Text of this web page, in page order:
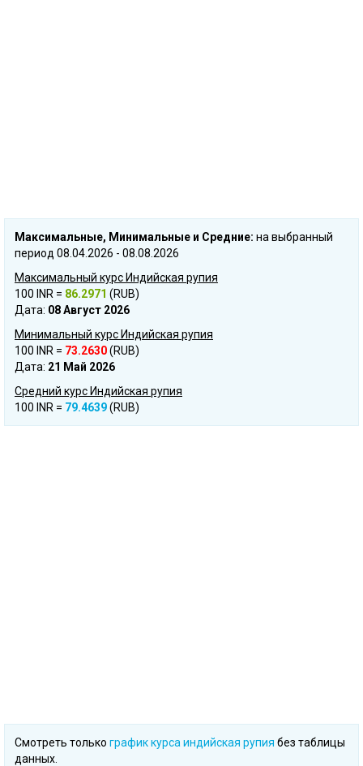
Mаксимальные, Mинимальные и Cредние: на выбранный
период 08.04.2026 - 08.08.2026
Максимальный курс Индийская pупия
100 INR = 86.2971 (RUB)
Дата: 08 Август 2026
Минимальный курс Индийская pупия
100 INR = 73.2630(RUB)
Дата: 21 Май 2026
Средний курс Индийская pупия
100 INR = 79.4639(RUB)
Смотреть только график курса индийская pупия без таблицы
данных.